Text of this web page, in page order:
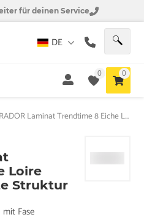
für deinen Service
DE
0 0
PARADOR Laminat Trendtime 8 Eiche Loire beige Seidenmatte Struktur Chevron
Loire
Struktur
Fase